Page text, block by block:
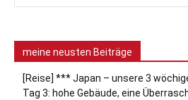
meine neusten Beiträge
[Reise] *** Japan – unsere 3
Tag 3: hohe Gebäude, eine